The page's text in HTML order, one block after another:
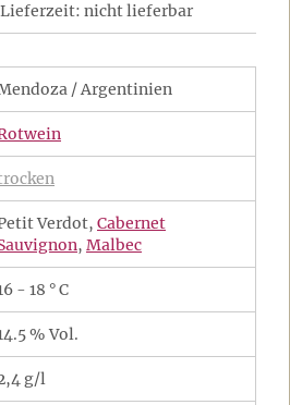
Lieferzeit: nicht lieferbar
/ Argentinien
Verdot, Cabernet
, Malbec
- 18 ° C
% Vol.
g/l